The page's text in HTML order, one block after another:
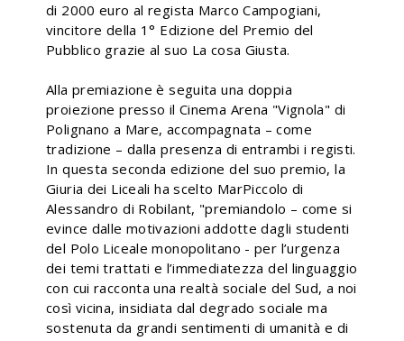
di 2000 euro al regista Marco Campogiani,
vincitore della 1° Edizione del Premio del
Pubblico grazie al suo La cosa Giusta.
Alla premiazione è seguita una doppia
proiezione presso il Cinema Arena "Vignola" di
Polignano a Mare, accompagnata – come
tradizione – dalla presenza di entrambi i registi.
In questa seconda edizione del suo premio, la
Giuria dei Liceali ha scelto MarPiccolo di
Alessandro di Robilant, "premiandolo – come si
evince dalle motivazioni addotte dagli studenti
del Polo Liceale monopolitano - per l’urgenza
dei temi trattati e l’immediatezza del linguaggio
con cui racconta una realtà sociale del Sud, a noi
così vicina, insidiata dal degrado sociale ma
sostenuta da grandi sentimenti di umanità e di